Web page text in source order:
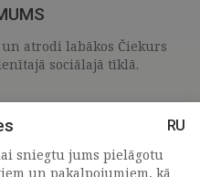
atrodi labākos Čiekurs
sociālajā tīklā.
RU
sniegtu jums pielāgotu
un pakalpojumiem, kā